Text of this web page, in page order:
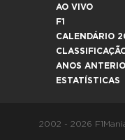
AO VIVO
F1
CALENDÁRIO
ANOS
ESTATÍSTICAS
2002 - 2026